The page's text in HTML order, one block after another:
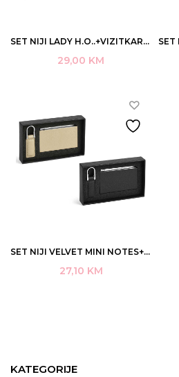
SET NIJI LADY H.O..+VIZITKAR/OGLEDALO ART.60993 (4/72)
29,00 KM
SET NIJI VELVET MINI NOTES+H.O.+PRIVJESAK CRNI ART.60992 (2)
27,10 KM
KATEGORIJE